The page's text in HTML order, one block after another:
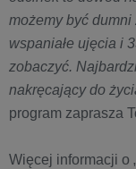
możemy być
wspaniałe ujęcia i
zobaczyć.
nakręcający do
program zaprasza
Więcej informacji o